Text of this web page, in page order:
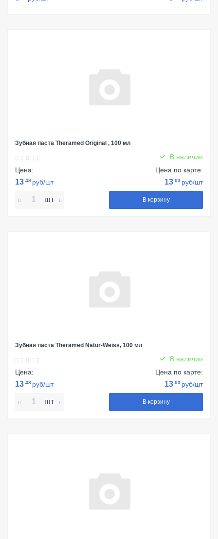
Зубная паста Theramed Original , 100 мл
В наличии
Цена:
13 48 руб/шт
Цена по карте:
13 03 руб/шт
шт В корзину
Зубная паста Theramed Natur-Weiss, 100 мл
В наличии
Цена:
13 48 руб/шт
Цена по карте:
13 03 руб/шт
шт В корзину